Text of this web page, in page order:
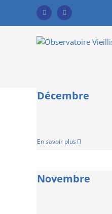
content
FacebookYouTube
Décembre
En savoir plus
Novembre